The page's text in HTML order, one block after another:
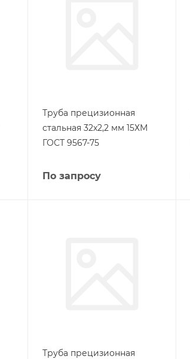
Труба прецизионная
стальная 32х2,2 мм 15ХМ
ГОСТ 9567-75
По запросу
Труба прецизионная